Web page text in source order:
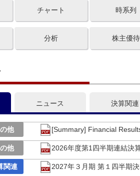
チャート 時系列
分析 株主優待
ニュース 決算関連
[Summary] Financial
2026年度第1四半期連結決
2027年３月期 第１四半期